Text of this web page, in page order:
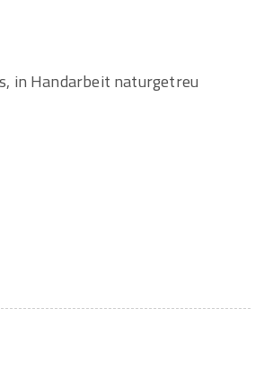
in Handarbeit naturgetreu